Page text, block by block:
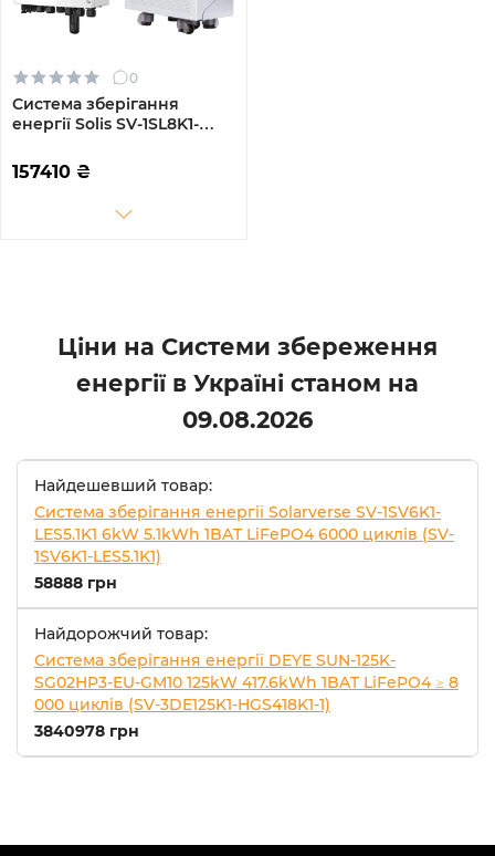
0
Система зберігання
енергії Solis SV-1SL8K1-
1BAT LiFePO4 6000 циклів
(SV-1SL8K1-SV14.3K1-1)
157410 ₴
Ціни на Системи збереження
енергії в Україні станом на
09.08.2026
Найдешевший товар:
Система зберігання енергії Solarverse SV-1SV6K1-
LES5.1K1 6kW 5.1kWh 1BAT LiFePO4 6000 циклів (SV-
1SV6K1-LES5.1K1)
58888 грн
Найдорожчий товар:
Система зберігання енергії DEYE SUN-125K-
SG02HP3-EU-GM10 125kW 417.6kWh 1BAT LiFePO4 ≥ 8
000 циклів (SV-3DE125K1-HGS418K1-1)
3840978 грн